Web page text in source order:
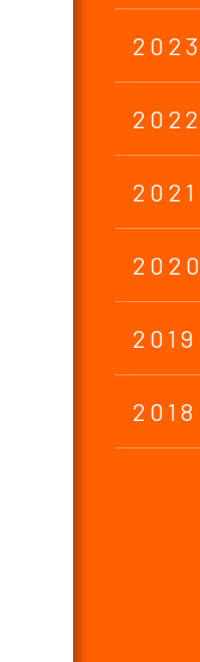
2023
2022
2021
2020
2019
2018